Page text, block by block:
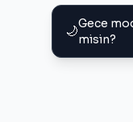
🌙Gece
misin?